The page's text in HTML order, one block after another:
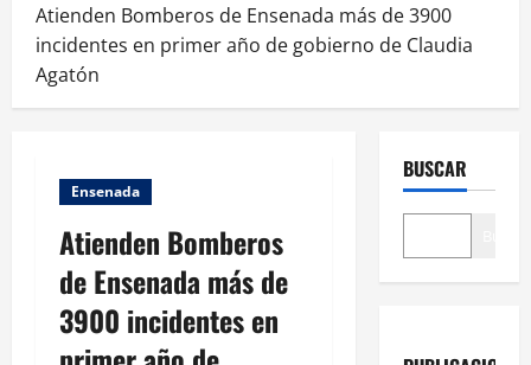
Atienden Bomberos de Ensenada más de 3900
incidentes en primer año de gobierno de Claudia
Agatón
Ensenada
Atienden Bomberos
de Ensenada más de
3900 incidentes en
BUSCAR